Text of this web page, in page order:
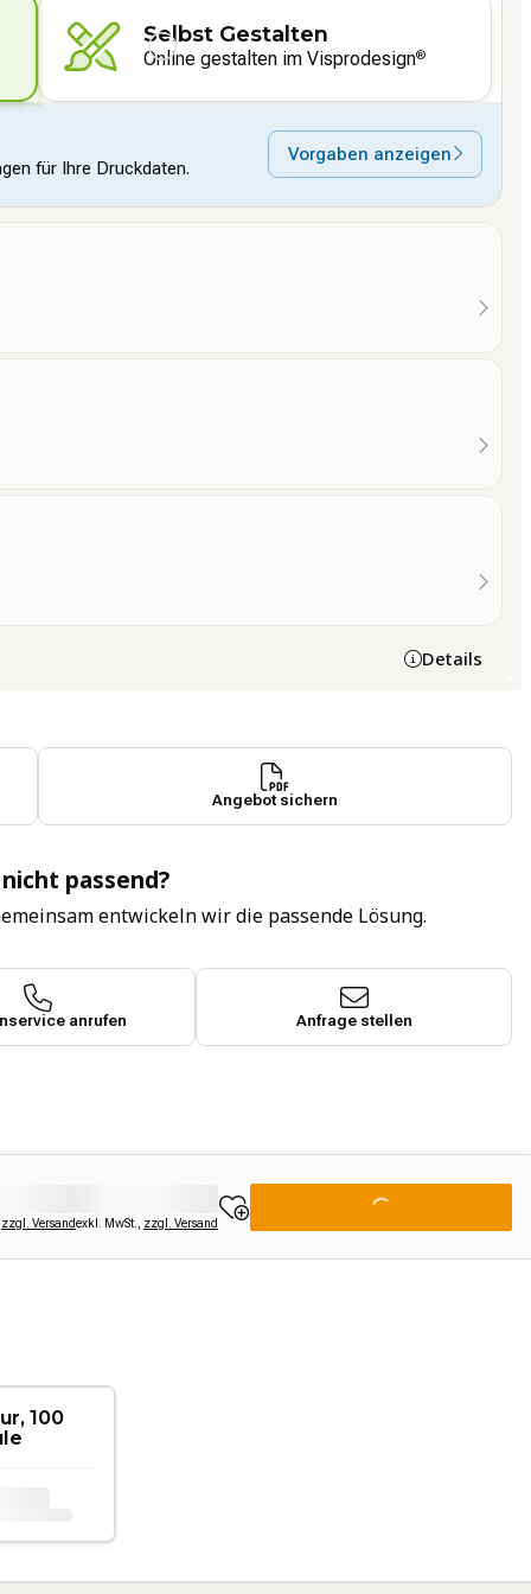
für Ihre Druckdaten.
Vorgaben anzeigen
Selbst Gestalten
Online gestalten im Visprodesign®
Details
Angebot sichern
passend?
entwickeln wir die passende Lösung.
anrufen Anfrage stellen
zzgl. Versandexkl. MwSt. zzgl. Versand
100